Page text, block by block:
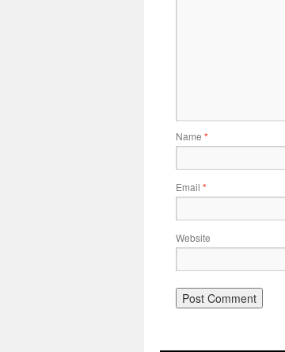
Name *
Email *
Website